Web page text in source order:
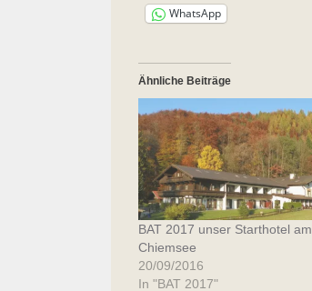
WhatsApp
Ähnliche Beiträge
BAT 2017 unser Starthotel am
Chiemsee
20/09/2016
In "BAT 2017"